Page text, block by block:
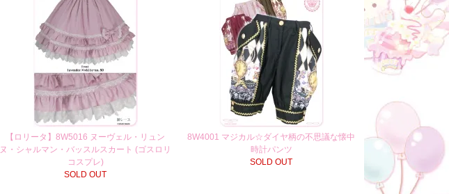
【ロリータ】8W5016 ヌーヴェル・リュン
ヌ・シャルマン・バッスルスカート (ゴスロリ
コスプレ)
SOLD OUT
8W4001 マジカル☆ダイヤ柄の不思議な懐中
時計パンツ
SOLD OUT